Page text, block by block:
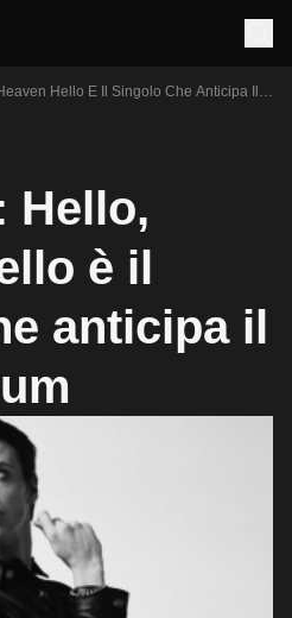
Hello E Il Singolo Che Anticipa Il
Hello,
è il
anticipa il